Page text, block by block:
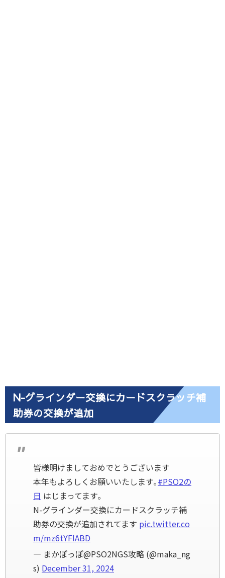
N-グラインダー交換にカードスクラッチ補
助券の交換が追加
皆様明けましておめでとうございます
本年もよろしくお願いいたします｡#PSO2の
日 はじまってます｡
N-グラインダー交換にカードスクラッチ補
助券の交換が追加されてます pic.twitter.co
m/mz6tYFlABD
— まかぽっぽ@PSO2NGS攻略 (@maka_ng
s) December 31, 2024